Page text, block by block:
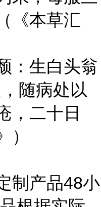
《本草汇
生白头翁
随病处以
，二十日
制产品48小